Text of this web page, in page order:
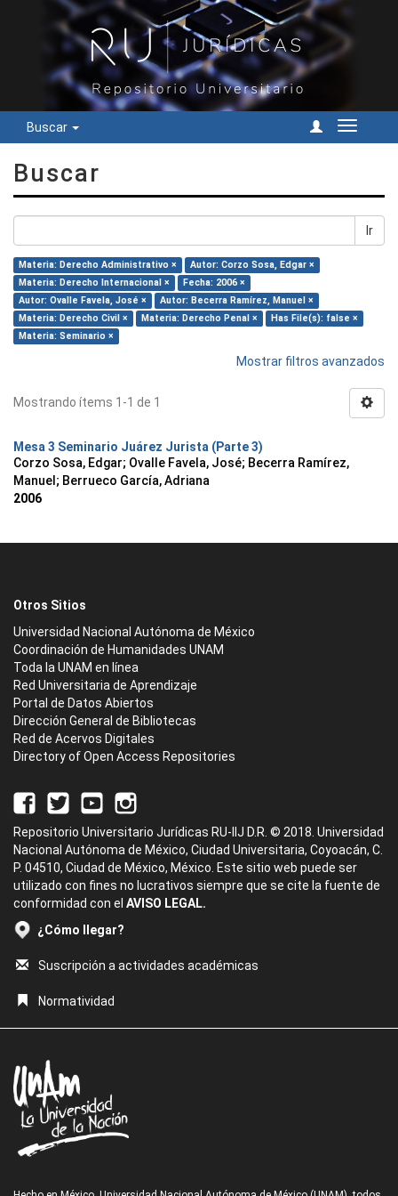
Buscar
Cambiar
Buscar
Ir
Materia: Derecho Administrativo ×
Autor: Corzo Sosa, Edgar ×
Materia: Derecho Internacional ×
Fecha: 2006 ×
Autor: Ovalle Favela, José ×
Autor: Becerra Ramírez, Manuel ×
Materia: Derecho Civil ×
Materia: Derecho Penal ×
Has File(s): false ×
Materia: Seminario ×
Mostrar filtros avanzados
Mostrando ítems 1-1 de 1
Mesa 3 Seminario Juárez Jurista (Parte 3)
Corzo Sosa, Edgar; Ovalle Favela, José; Becerra Ramírez,
Manuel ; Berrueco García, Adriana
2006
Otros Sitios
Universidad Nacional Autónoma de México
Coordinación de Humanidades UNAM
Toda la UNAM en línea
Red Universitaria de Aprendizaje
Portal de Datos Abiertos
Dirección General de Bibliotecas
Red de Acervos Digitales
Directory of Open Access Repositories
Repositorio Universitario Jurídicas RU-IIJ D.R. © 2018. Universidad
Nacional Autónoma de México, Ciudad Universitaria, Coyoacán, C.
P. 04510, Ciudad de México, México. Este sitio web puede ser
utilizado con fines no lucrativos siempre que se cite la fuente de
conformidad con el AVISO LEGAL.
¿Cómo llegar?
Suscripción a actividades académicas
Normatividad